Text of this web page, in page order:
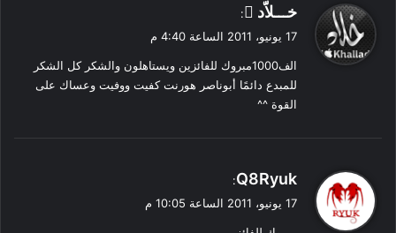
ي
ق
ل
خـــلاّد 
:
17 يونيو، 2011 الساعة 4:40 م
الف1000مبروك للفائزين ويستاهلون والشكر كل الشكر
للمبدع دائمًا أبوناصر هورنت كفيت ووفيت وعساك على
القوة ^^
ي
ق
Q8Ryuk
:
17 يونيو، 2011 الساعة 10:05 م